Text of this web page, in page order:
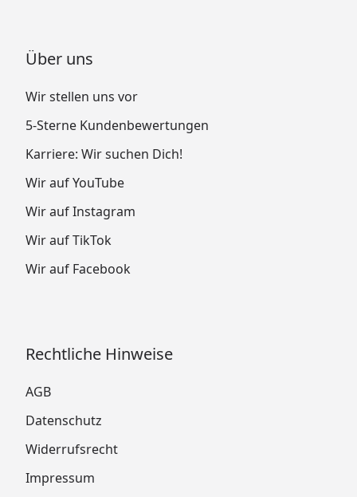
Über uns
Wir stellen uns vor
5-Sterne Kundenbewertungen
Karriere: Wir suchen Dich!
Wir auf YouTube
Wir auf Instagram
Wir auf TikTok
Wir auf Facebook
Rechtliche Hinweise
AGB
Datenschutz
Widerrufsrecht
Impressum